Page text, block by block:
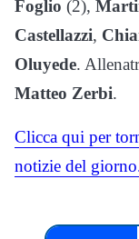
Foglio (2),
Castellazzi,
Oluyede.
Matteo Zerbi.
Clicca qui per
notizie del